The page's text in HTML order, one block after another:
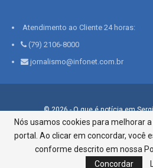
Atendimento ao Cliente 24 horas:
(79) 2106-8000
jornalismo@infonet.com.br
© 2026 - O que é notícia em
reservados.
Infonet - Rua Monsenhor Silveira
Aracaju-SE, CEP 49015-030, Fone:
Informações
Nós usamos cookies para melhorar
portal. Ao clicar em concordar, você
conforme descrito em nossa
Concordar